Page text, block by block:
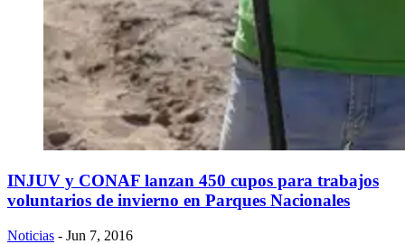
INJUV y CONAF lanzan 450 cupos para trabajos
voluntarios de invierno en Parques Nacionales
Noticias - Jun 7, 2016